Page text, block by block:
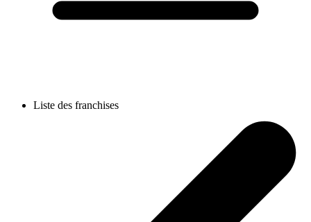
Liste des franchises